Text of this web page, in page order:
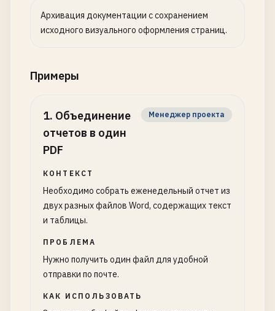
Архивация документации с сохранением
исходного визуального оформления страниц.
Примеры
1. Объединение
отчетов в один
PDF
Менеджер проекта
КОНТЕКСТ
Необходимо собрать еженедельный отчет из
двух разных файлов Word, содержащих текст
и таблицы.
ПРОБЛЕМА
Нужно получить один файл для удобной
отправки по почте.
КАК ИСПОЛЬЗОВАТЬ